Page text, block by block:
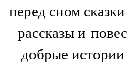
перед сном
рассказы и
добрые